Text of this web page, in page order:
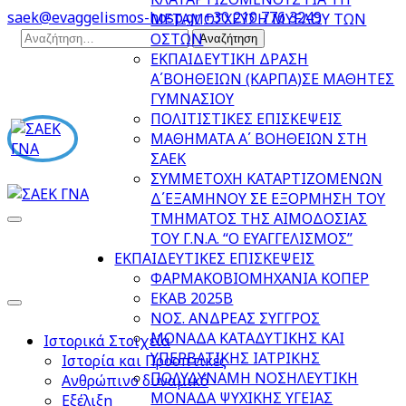
Skip
saek@evaggelismos-hosp.gr+30 210 776 3249
Αναζήτηση
ΜΕΤΑΜΟΣΧΕΥΣΗ ΜΥΕΛΟΥ ΤΩΝ
ΟΣΤΩΝ
ΕΚΠΑΙΔΕΥΤΙΚΗ ΔΡΑΣΗ
Α΄ΒΟΗΘΕΙΩΝ (ΚΑΡΠΑ)ΣΕ ΜΑΘΗΤΕΣ
ΓΥΜΝΑΣΙΟΥ
ΠΟΛΙΤΙΣΤΙΚΕΣ ΕΠΙΣΚΕΨΕΙΣ
ΜΑΘΗΜΑΤΑ Α΄ ΒΟΗΘΕΙΩΝ ΣΤΗ
ΣΑΕΚ
ΣΥΜΜΕΤΟΧΗ ΚΑΤΑΡΤΙΖΟΜΕΝΩΝ
Δ΄ΕΞΑΜΗΝΟΥ ΣΕ ΕΞΟΡΜΗΣΗ ΤΟΥ
ΤΜΗΜΑΤΟΣ ΤΗΣ ΑΙΜΟΔΟΣΙΑΣ
ΤΟΥ Γ.Ν.Α. “Ο ΕΥΑΓΓΕΛΙΣΜΟΣ”
ΕΚΠΑΙΔΕΥΤΙΚΕΣ ΕΠΙΣΚΕΨΕΙΣ
ΦΑΡΜΑΚΟΒΙΟΜΗΧΑΝΙΑ ΚΟΠΕΡ
ΕΚΑΒ 2025Β
ΝΟΣ. ΑΝΔΡΕΑΣ ΣΥΓΓΡΟΣ
ΜΟΝΑΔΑ ΚΑΤΑΔΥΤΙΚΗΣ ΚΑΙ
ΥΠΕΡΒΑΤΙΚΗΣ ΙΑΤΡΙΚΗΣ
ΠΟΛΥΔΥΝΑΜΗ ΝΟΣΗΛΕΥΤΙΚΗ
ΜΟΝΑΔΑ ΨΥΧΙΚΗΣ ΥΓΕΙΑΣ
ΣΑΕΚ ΓΝΑ
ΒΟΗΘΟΣ ΝΟΣΗΛΕΥΤΙΚΗΣ-ΓΕΝΙΚΗΣ ΝΟΣΗΛΕΙΑΣ
Ιστορικά Στοιχεία
Ιστορία και Προοπτικές
Ανθρώπινο δυναμικό
Εξέλιξη